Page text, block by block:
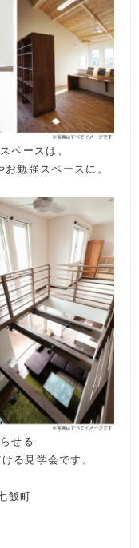
ペースは、
勉強スペースに。
せる
る見学会です。
飯町